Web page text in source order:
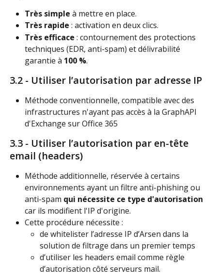
Très simple à mettre en place.
Très rapide : activation en deux clics.
Très efficace : contournement des protections
techniques (EDR, anti-spam) et délivrabilité
garantie à 100 %.
3.2 - Utiliser l’autorisation par adresse IP
Méthode conventionnelle, compatible avec des
infrastructures n'ayant pas accès à la GraphAPI
d'Exchange sur Office 365
3.3 - Utiliser l’autorisation par en-tête
email (headers)
Méthode additionnelle, réservée à certains
environnements ayant un filtre anti-phishing ou
anti-spam qui nécessite ce type d'autorisation
car ils modifient l'IP d'origine.
Cette procédure nécessite :
de whitelister l’adresse IP d’Arsen dans la
solution de filtrage dans un premier temps
d’utiliser les headers email comme règle
d’autorisation côté serveurs mail.